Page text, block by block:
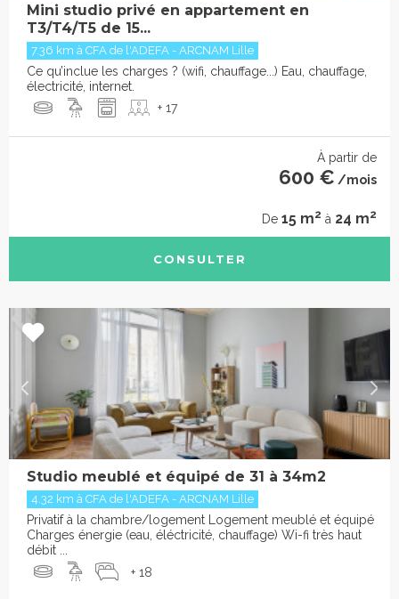
Mini studio privé en appartement en
T3/T4/T5 de 15...
7.36 km à CFA de l'ADEFA - ARCNAM Lille
Ce qu’inclue les charges ? (wifi, chauffage...) Eau, chauffage,
électricité, internet.
+ 17
À partir de
600 € /mois
De 15 m2 à 24 m2
CONSULTER
Studio meublé et équipé de 31 à 34m2
4.32 km à CFA de l'ADEFA - ARCNAM Lille
Privatif à la chambre/logement Logement meublé et équipé
Charges énergie (eau, éléctricité, chauffage) Wi-fi très haut
débit ...
+ 18